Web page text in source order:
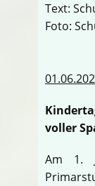
Text:
Foto:
voller
Am 1.